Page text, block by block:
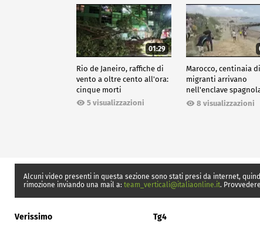
01:29
Rio de Janeiro, raffiche di
vento a oltre cento all'ora:
cinque morti
5 visualizzazioni
Marocco, centinaia di
migranti arrivano
nell'enclave
Ceuta8 visualizzazioni
Alcuni video presenti in questa sezione sono stati presi da internet,
rimozione inviando una mail a: team_verticali@italiaonline.it.
Verissimo Tg4